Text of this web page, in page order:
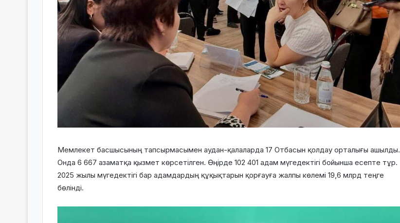
Мемлекет басшысының тапсырмасымен аудан-қалаларда 17 Отбасын қолдау орталығы ашылды.
Онда 6 667 азаматқа қызмет көрсетілген. Өңірде 102 401 адам мүгедектігі бойынша есепте тұр.
2025 жылы мүгедектігі бар адамдардың құқықтарын қорғауға жалпы көлемі 19,6 млрд теңге
бөлінді.